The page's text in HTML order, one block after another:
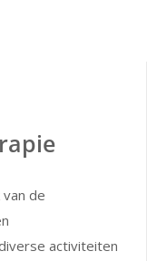
de
activiteiten